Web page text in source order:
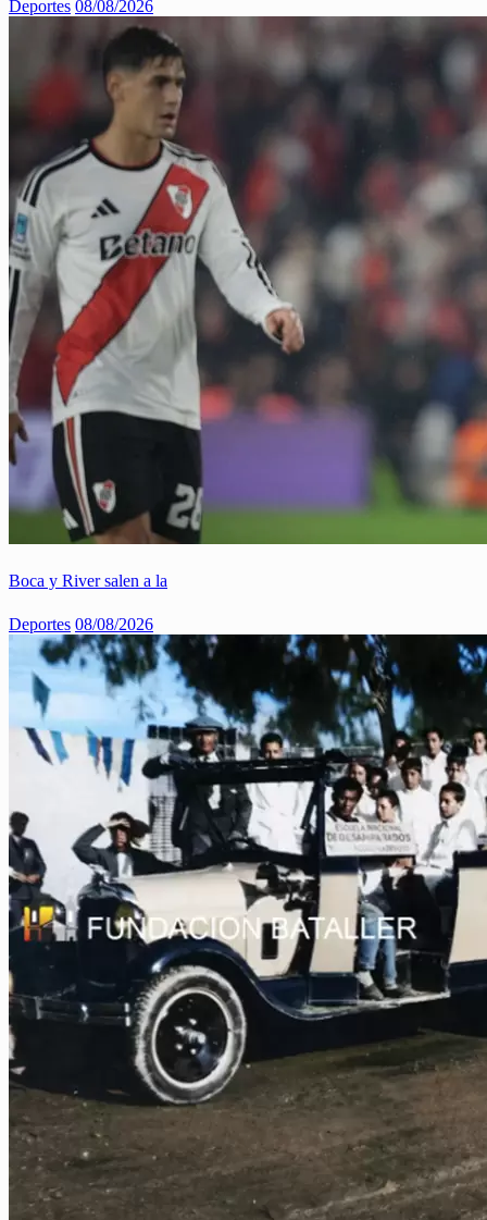
Deportes 08/08/2026
Boca y River salen a la
Deportes 08/08/2026